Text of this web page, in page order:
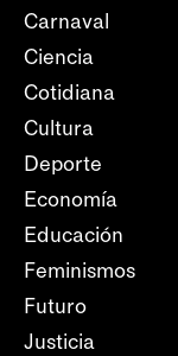
Carnaval
Ciencia
Cotidiana
Cultura
Deporte
Economía
Educación
Feminismos
Futuro
Justicia